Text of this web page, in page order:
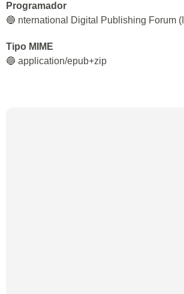
Programador
🔵 nternational Digital Publishing Forum
Tipo MIME
🔵 application/epub+zip